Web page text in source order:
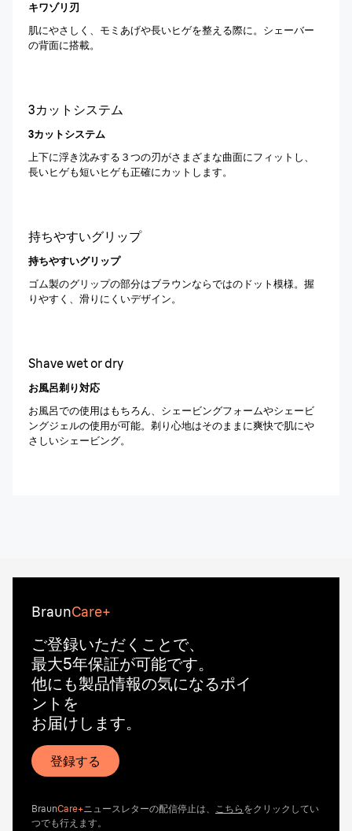
キワゾリ刃
肌にやさしく、モミあげや長いヒゲを整える際に。シェーバー
の背面に搭載。
3カットシステム
上下に浮き沈みする３つの刃がさまざまな曲面にフィットし、
長いヒゲも短いヒゲも正確にカットします。
3カットシステム
持ちやすいグリップ
ゴム製のグリップの部分はブラウンならではのドット模様。握
りやすく、滑りにくいデザイン。
持ちやすいグリップ
お風呂剃り対応
お風呂での使用はもちろん、シェービングフォームやシェービ
ングジェルの使用が可能。剃り心地はそのままに爽快で肌にや
さしいシェービング。
Shave wet or dry
BraunCare+
ご登録いただくことで、
最大5年保証が可能です。
他にも製品情報の気になるポイ
ントを
お届けします。
登録する
BraunCare+ニュースレターの配信停止は、 こちら をクリックしてい
つでも行えます。